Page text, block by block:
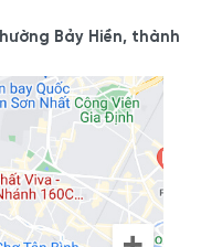
Bảy Hiền, thành